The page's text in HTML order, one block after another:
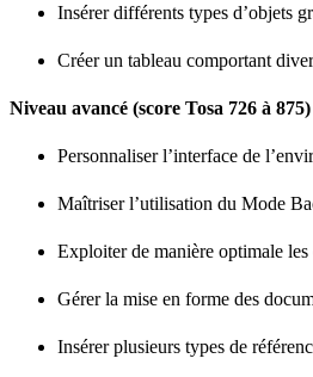
Insérer différents types d’objets
Créer un tableau comportant
Niveau avancé (score Tosa 726 à 875)
Personnaliser l’interface de
Maîtriser l’utilisation du Mode
Exploiter de manière optimale
Gérer la mise en forme des
Insérer plusieurs types de